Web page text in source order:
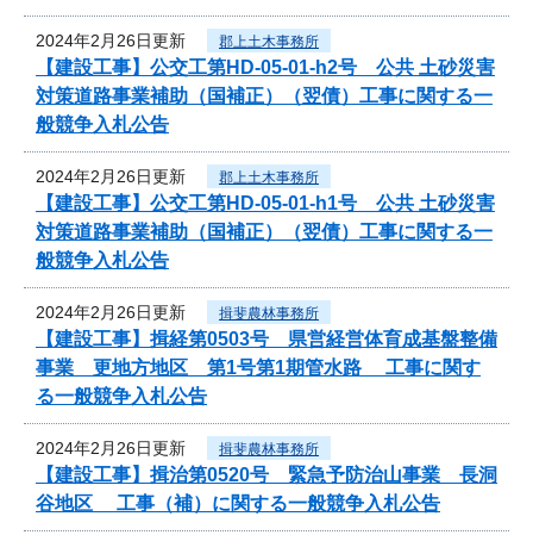
2024年2月26日更新 郡上土木事務所
【建設工事】公交工第HD-05-01-h2号 公共 土砂災害
対策道路事業補助（国補正）（翌債）工事に関する一
般競争入札公告
2024年2月26日更新 郡上土木事務所
【建設工事】公交工第HD-05-01-h1号 公共 土砂災害
対策道路事業補助（国補正）（翌債）工事に関する一
般競争入札公告
2024年2月26日更新 揖斐農林事務所
【建設工事】揖経第0503号 県営経営体育成基盤整備
事業 更地方地区 第1号第1期管水路 工事に関す
る一般競争入札公告
2024年2月26日更新 揖斐農林事務所
【建設工事】揖治第0520号 緊急予防治山事業 長洞
谷地区 工事（補）に関する一般競争入札公告